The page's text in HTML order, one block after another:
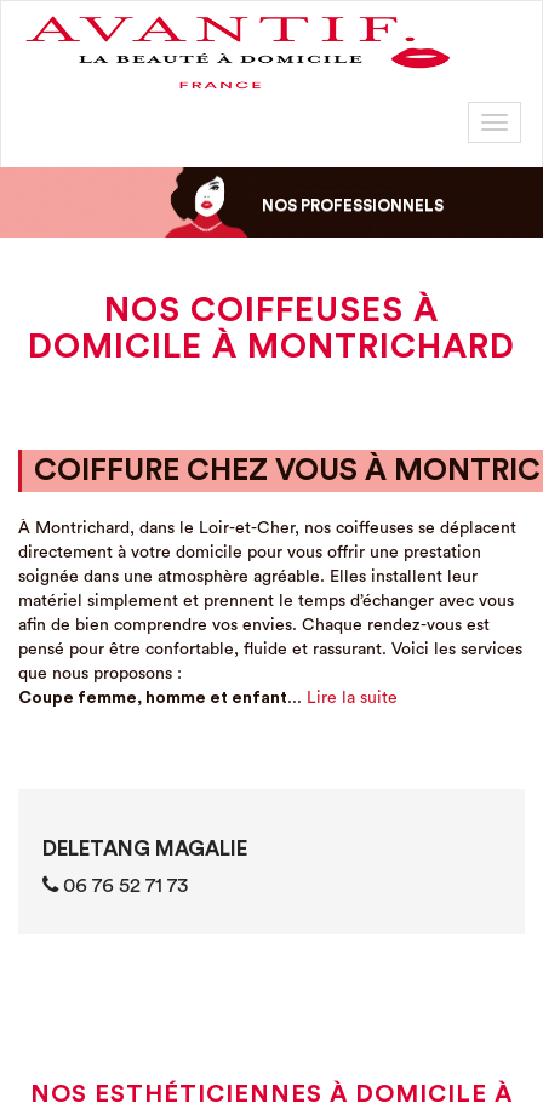
NOS PROFESSIONNELS
NOS COIFFEUSES À
DOMICILE À MONTRICHARD
COIFFURE CHEZ VOUS À
À Montrichard, dans le Loir-et-Cher, nos coiffeuses se déplacent
directement à votre domicile pour vous offrir une prestation
soignée dans une atmosphère agréable. Elles installent leur
matériel simplement et prennent le temps d’échanger avec vous
afin de bien comprendre vos envies. Chaque rendez-vous est
pensé pour être confortable, fluide et rassurant. Voici les services
que nous proposons :
Coupe femme, homme et enfant... Lire la suite
DELETANG MAGALIE
06 76 52 71 73
NOS ESTHÉTICIENNES À DOMICILE À